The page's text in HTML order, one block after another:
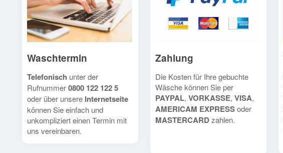
Waschtermin
Telefonisch unter der
Rufnummer0800 122 122 5
oder über unsere Internetseite
können Sie einfach und
unkompliziert einen Termin mit
uns vereinbaren.
Zahlung
Die Kosten für Ihre gebuchte
Wäsche können Sie per
PAYPAL, VORKASSE, VISA,
AMERICAM EXPRESSoder
MASTERCARDzahlen.